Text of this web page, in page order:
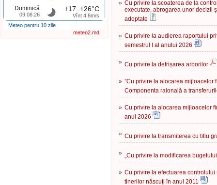
Duminică
09.08.26
+17..+26°C
Vînt 4.8m/s
Meteo pentru 10 zile
meteo2.md
» Cu privire la scoaterea de la
executate, abrogarea unor decizii
adoptate
» Cu privire la audierea raportului
semestrul I al anului 2026
» Cu privire la defrișarea arborilor
» ”Сu privire la alocarea mijloacelor
Componenta raională a
» Сu privire la alocarea mijloacelor
anul 2026
» Cu privire la transmiterea cu titlu
» „Cu privire la modificarea
» Cu privire la efectuarea
tinerilor născuţi în anul 2011